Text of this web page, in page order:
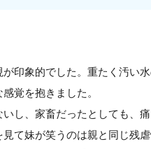
印象的でした。重たく汚い
覚を抱きました。
いし、家畜だったとしても、
見て妹が笑うのは親と同じ残